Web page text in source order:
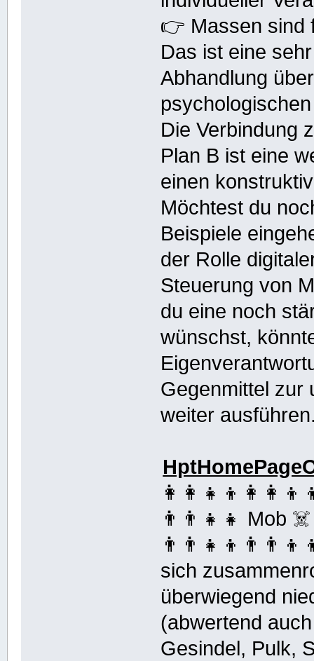
👉 Massen sind
Das ist eine
Abhandlung
Die Verbindung
Plan B ist eine
einen
Möchtest du
Beispiele
der Rolle
Steuerung von
du eine noch
wünschst,
Gegenmittel zur
weiter
👨‍👨‍👧‍👧 Mob
sich
überwiegend
(abwertend
Gesindel, Pulk,